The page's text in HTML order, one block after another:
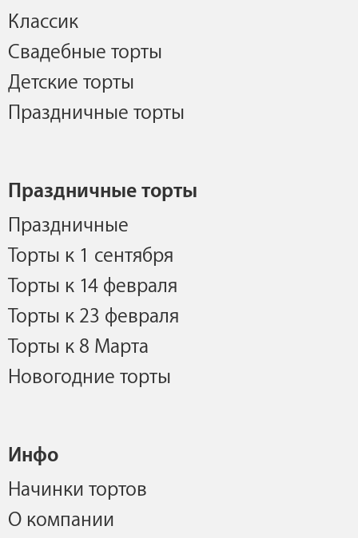
Классик
Свадебные торты
Детские торты
Праздничные торты
Праздничные торты
Праздничные
Торты к 1 сентября
Торты к 14 февраля
Торты к 23 февраля
Торты к 8 Марта
Новогодние торты
Инфо
Начинки тортов
О компании